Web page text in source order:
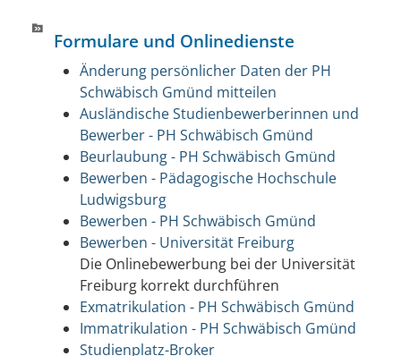
Formulare und Onlinedienste
Änderung persönlicher Daten der PH
Schwäbisch Gmünd mitteilen
Ausländische Studienbewerberinnen und
Bewerber - PH Schwäbisch Gmünd
Beurlaubung - PH Schwäbisch Gmünd
Bewerben - Pädagogische Hochschule
Ludwigsburg
Bewerben - PH Schwäbisch Gmünd
Bewerben - Universität Freiburg
Die Onlinebewerbung bei der Universität
Freiburg korrekt durchführen
Exmatrikulation - PH Schwäbisch Gmünd
Immatrikulation - PH Schwäbisch Gmünd
Studienplatz-Broker